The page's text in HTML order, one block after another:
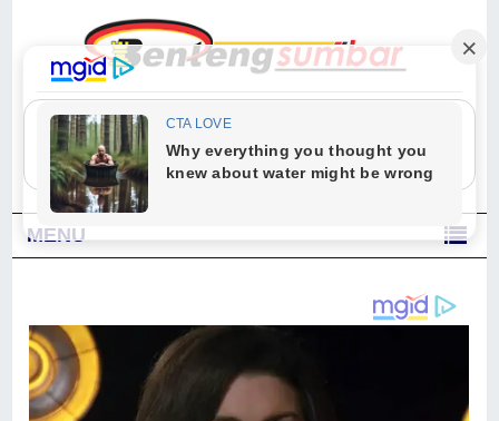
"Sesungguhnya Allah dan para malaikat-Nya berselawat untuk Nabi.
Wahai orang-orang yang beriman, berselawatlah kamu untuk Nabi dan
ucapkanlah salam dengan penuh penghormatan kepadanya." (Qs. Al
Ahzab Ayat 56)
MENU